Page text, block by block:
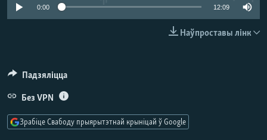
КУЛЬТУРА
МОВА0:00 12:09
Наўпроставы лінк
Падзяліцца
Без VPN
Зрабіце Свабоду прыярытэтнай крыніцай ў Google